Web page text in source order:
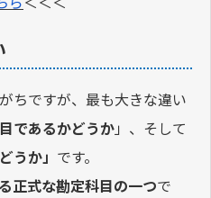
ちですが、最も大きな違い
であるかどうか」、そして
うか」 です。
正式な勘定科目の一つで